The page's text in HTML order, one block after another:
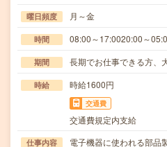
曜日頻度 月～金
時間 08:00～17:0020:00～
期間 長期でお仕事できる方、
時給 時給1600円
交通費
交通費規定内支給
仕事内容
電子機器に使われる部品